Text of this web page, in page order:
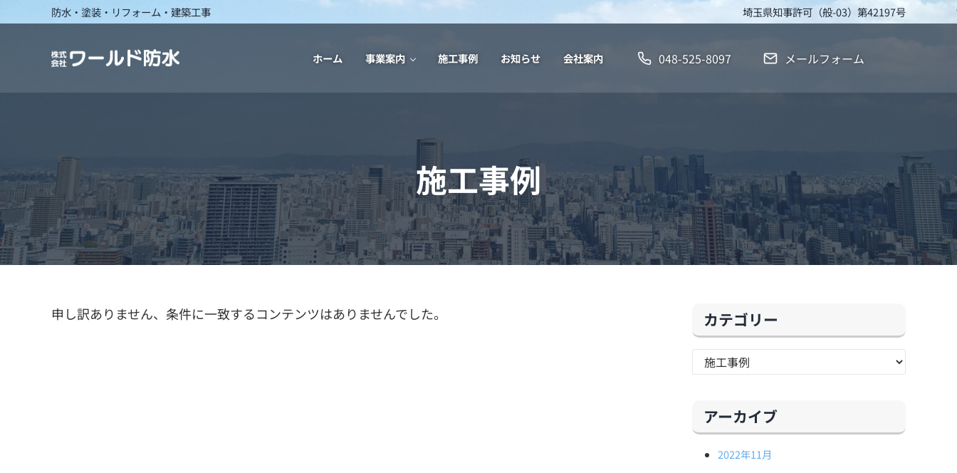
Skip to main content
Skip to header right navigation
Skip to site footer
防水・塗装・リフォーム・建築工事 埼玉県知事許可（般-03）第42197号
ホーム 事業案内 施工事例 お知らせ 会社案内 048-525-8097 メールフォーム
施工事例
申し訳ありません、条件に一致するコンテンツはありませんでした。 サイドバー
カテゴリー
カテゴリー
アーカイブ
2022年11月